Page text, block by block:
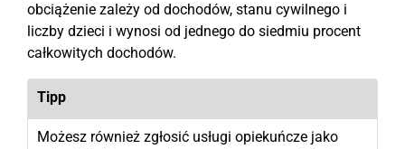
obciążenie zależy od dochodów, stanu cywilnego i
liczby dzieci i wynosi od jednego do siedmiu procent
całkowitych dochodów.
Tipp
Możesz również zgłosić usługi opiekuńcze jako